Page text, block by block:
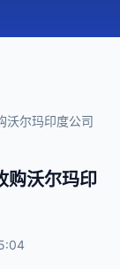
沃尔玛印度公司
购沃尔玛印